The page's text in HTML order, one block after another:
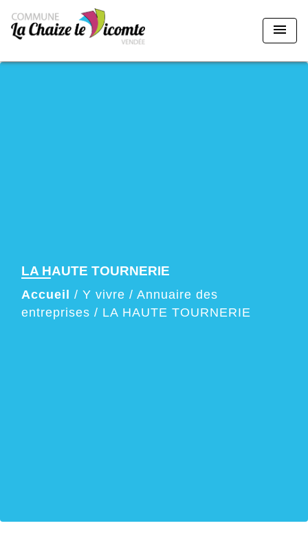
menu
LA HAUTE TOURNERIE
Accueil / Y vivre / Annuaire des
entreprises / LA HAUTE TOURNERIE